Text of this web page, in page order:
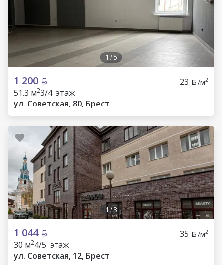
1 /5
1 200 23 /м2
51.3 м23/4 этаж
ул. Советская, 80, Брест
1/3
1 044 35 /м2
30 м24/5 этаж
ул. Советская, 12, Брест